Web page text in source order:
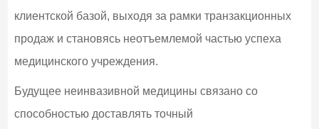
клиентской базой, выходя за рамки транзакционных
продаж и становясь неотъемлемой частью успеха
медицинского учреждения.
Будущее неинвазивной медицины связано со
способностью доставлять точный